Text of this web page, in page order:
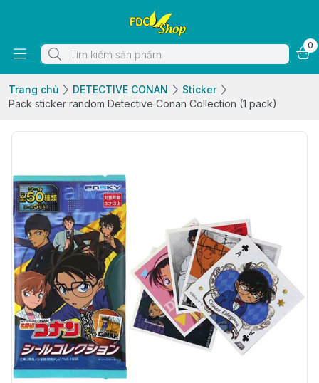
0
Trang chủ DETECTIVE CONAN
Sticker
Pack sticker random Detective Conan Collection (1 pack)